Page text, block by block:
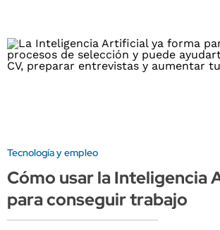
Tecnología y empleo
Cómo usar la Inteligencia
para conseguir trabajo